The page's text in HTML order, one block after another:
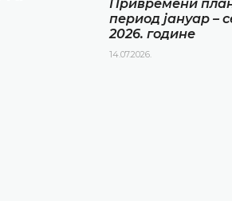
године
14.07.2026.
Привремени
период јануар –
2026. године
14.07.2026.